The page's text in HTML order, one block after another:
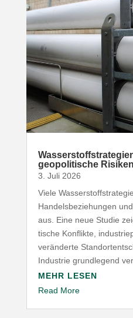
geopo­li­tische Risiken
3. Juli 2026
Viele
Handels­be­zie­hungen
aus. Eine neue Studie
tische Konflikte,
verän­derte
Industrie grund­legend
MEHR LESEN
Read More